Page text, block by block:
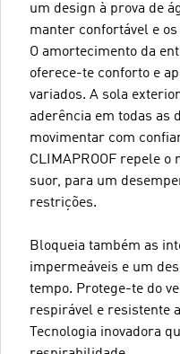
um design à prova de
manter confortável e
O amortecimento da
oferece-te conforto e
variados. A sola
aderência em todas as
movimentar com
CLIMAPROOF repele o
suor, para um
restrições.
Bloqueia também as
impermeáveis e um
tempo. Protege-te do
respirável e resistente
Tecnologia inovadora